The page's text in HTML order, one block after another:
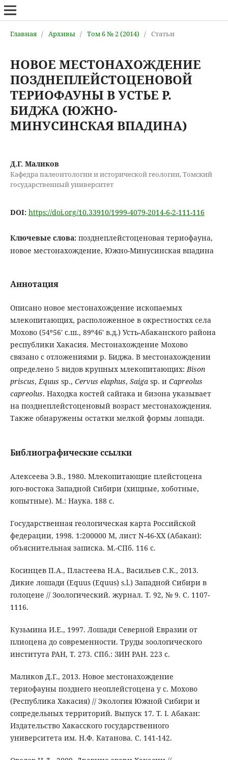
Главная / Архивы / Том 6 № 2 (2014) / Статьи
НОВОЕ МЕСТОНАХОЖДЕНИЕ
ПОЗДНЕПЛЕЙСТОЦЕНОВОЙ
ТЕРИОФАУНЫ В УСТЬЕ Р.
БИДЖА (ЮЖНО-
МИНУСИНСКАЯ ВПАДИНА)
Д.Г. Маликов
Кафедра палеонтологии и исторической геологии, Томский
государственный университет
DOI: https://doi.org/10.33910/1999-4079-2014-6-2-111-116
Ключевые слова: позднеплейстоценовая териофауна,
новое местонахождение, Южно-Минусинская впадина
Аннотация
Описано новое местонахождение ископаемых
млекопитающих, расположенное в окрестностях села
Мохово (54º56' с.ш., 89º46' в.д.) Усть-Абаканского района
республики Хакасия. Местонахождение Мохово
связано с отложениями р. Биджа. В местонахождении
определено 5 видов крупных млекопитающих:Bison
priscus,Equus sp., Cervus elaphus, Saigasp. и Capreolus
capreolus. Находка костей сайгака и бизона указывает
на позднеплейстоценовый возраст местонахождения.
Также обнаружены остатки мелкой формы лошади.
Библиографические ссылки
Алексеева Э.В., 1980. Млекопитающие плейстоцена
юго-востока Западной Сибири (хищные, хоботные,
копытные). М.: Наука. 188 с.
Государственная геологическая карта Российской
федерации, 1998. 1:200000 М, лист N-46-ХХ (Абакан):
объяснительная записка. М.-СПб. 116 с.
Косинцев П.А., Пластеева Н.А., Васильев С.К., 2013.
Дикие лошади (Equus (Equus) s.l.) Западной Сибири в
голоцене // Зоологический. журнал. Т. 92, № 9. С. 1107-
1116.
Кузьмина И.Е., 1997. Лошади Северной Евразии от
плиоцена до современности. Труды зоологического
института РАН, Т. 273. СПб.: ЗИН РАН. 223 с.
Маликов Д.Г., 2013. Новое местонахождение
териофауны позднего неоплейстоцена у с. Мохово
(Республика Хакасия) // Экология Южной Сибири и
сопредельных территорий. Выпуск 17. Т. I. Абакан:
Издательство Хакасского государственного
университета им. Н.Ф. Катанова. С. 141-142.